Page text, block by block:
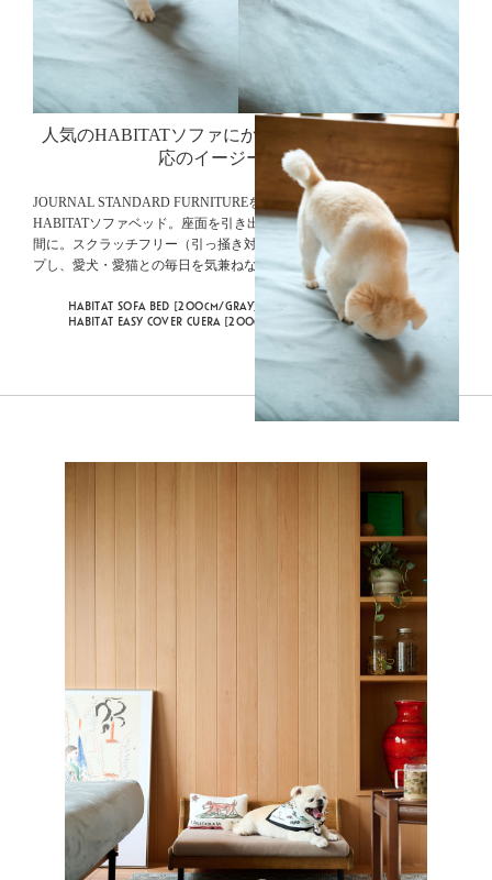
人気のHABITATソファにかぶせるだけ。
引っ掻き対
応のイージーカバー。
JOURNAL STANDARD FURNITUREを代表する人気シリーズ、
HABITATソファベッド。座面を引き出せば、ゆったりとしたくつろぎ空
間に。スクラッチフリー（引っ掻き対応）のソファカバーもラインナッ
プし、愛犬・愛猫との毎日を気兼ねなく楽しめる頼もしい一台です。
HABITAT SOFA BED [200cm/GRAY] ¥231,000
BUY
HABITAT EASY COVER CUERA [200cm/BLUE GRAY] ¥33,000
BUY